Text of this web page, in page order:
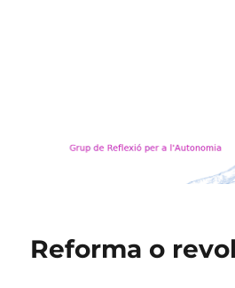
Reforma o